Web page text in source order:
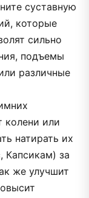
суставную
которые
сильно
подъемы
различные
колени или
натирать их
Капсикам) за
же улучшит